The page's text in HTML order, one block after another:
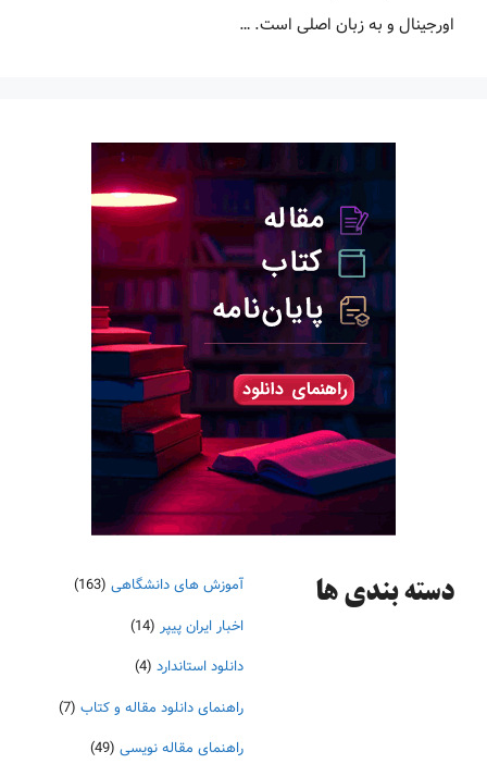
اورجینال و به زبان اصلی است. …
دسته‌ بندی ها آموزش های دانشگاهی (163)
اخبار ایران پیپر (14)
دانلود استاندارد (4)
راهنمای دانلود مقاله و کتاب (7)
راهنمای مقاله نویسی (49)